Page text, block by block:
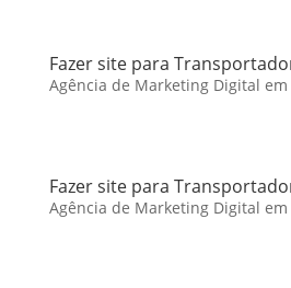
Fazer site para
Agência de Marketing Digital
Fazer site para
Agência de Marketing Digital